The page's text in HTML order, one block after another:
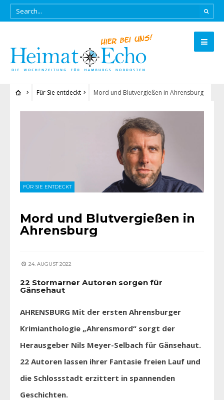
Für Sie entdeckt Mord und Blutvergießen in Ahrensburg
FÜR SIE ENTDECKT
Mord und Blutvergießen in
Ahrensburg
24. AUGUST 2022
22 Stormarner Autoren sorgen für
Gänsehaut
AHRENSBURG Mit der ersten Ahrensburger
Krimianthologie „Ahrensmord“ sorgt der
Herausgeber Nils Meyer-Selbach für Gänsehaut.
22 Autoren lassen ihrer Fantasie freien Lauf und
die Schlossstadt erzittert in spannenden
Geschichten.